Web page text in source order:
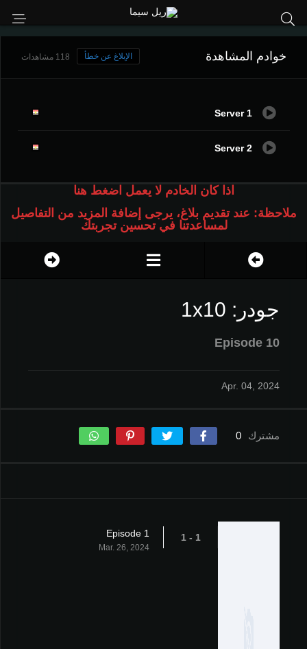
خوادم المشاهدة 118 مشاهدات الإبلاغ عن خطأ
Server 1
Server 2
اذا كان الخادم لا يعمل اضغط هنا
ملاحظة: عند تقديم بلاغ، يرجى إضافة المزيد من التفاصيل
لمساعدتنا في تحسين تجربتك
جودر: 1x10
Episode 10
Apr. 04, 2024
مشترك 0
1 - 1
Episode 1
Mar. 26, 2024